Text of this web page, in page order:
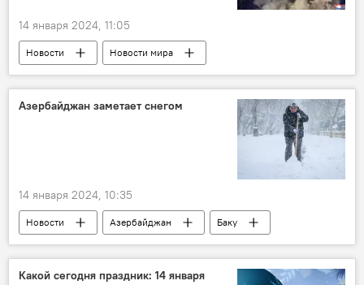
14 января 2024, 11:05
Новости
Новости мира
Южная Корея
КНДР
Ядерная программа КНДР
Азербайджан заметает снегом
14 января 2024, 10:35
Новости Азербайджан
Баку
непогода
снег
Гололед
Заторы
ИВ Насиминского района Баку
Какой сегодня праздник: 14 января